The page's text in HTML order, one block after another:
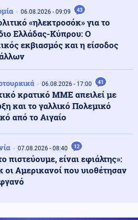
αποκατέστησαν τις διπλωματικές
07.08.2026 - 18:31
επιθέσεις σε πετρελαϊκές
της Naftogaz
07.08.2026 - 18:14
μέσα σε μισή ώρα η φωτιά στο
- 18:11
69 ετών ο Γουίλιαμ Όρμπιτ: Ήταν
Madonna, Blur και U2
Ίβαν Τόνεϊ, κατηγορείται για
06.08.2026 - 09:09 43
«ηλεκτροσόκ» για το
Ελλάδας-Κύπρου: Ο
εκβιασμός και η είσοδος
06.08.2026 - 17:00 41
κρατικό ΜΜΕ απειλεί με
και το γαλλικό Πολεμικό
από το Αιγαίο
07.08.2026 - 08:40 12
πιστεύουμε, είναι εφιάλτης»:
οι Αμερικανοί που υιοθέτησαν